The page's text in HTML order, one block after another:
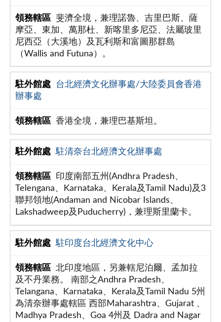
斐濟全境，兼理諾魯、吉里巴斯、薩
摩亞、東加、萬那杜、新喀里多尼亞、法屬玻里
尼西亞（大溪地）及瓦利斯和富圖那群島
（Wallis and Futuna）。
台北經濟文化辦事處/大陸委員會香港
辦事處
香港全境，兼理巴基斯坦。
駐清奈台北經濟文化辦事處
印度南部五州(Andhra Pradesh、
Telengana、Karnataka、Kerala及Tamil Nadu)及3
聯邦領地(Andaman and Nicobar Islands、
Lakshadweep及Puducherry)，兼理斯里蘭卡。
駐印度台北經濟文化中心
北印度地區，另兼轄尼泊爾、孟加拉
及不丹業務。 南部之Andhra Pradesh、
Telangana、Karnataka、Kerala及Tamil Nadu 5州
為清奈辦事處轄區 西部Maharashtra、Gujarat 、
Madhya Pradesh、Goa 4州及 Dadra and Nagar